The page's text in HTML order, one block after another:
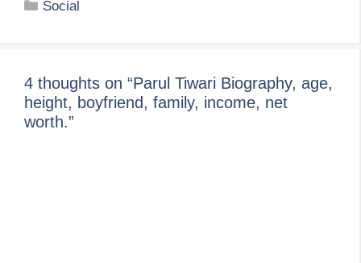
Categories
Social
4 thoughts on “Parul Tiwari Biography, age,
height, boyfriend, family, income, net
worth.”